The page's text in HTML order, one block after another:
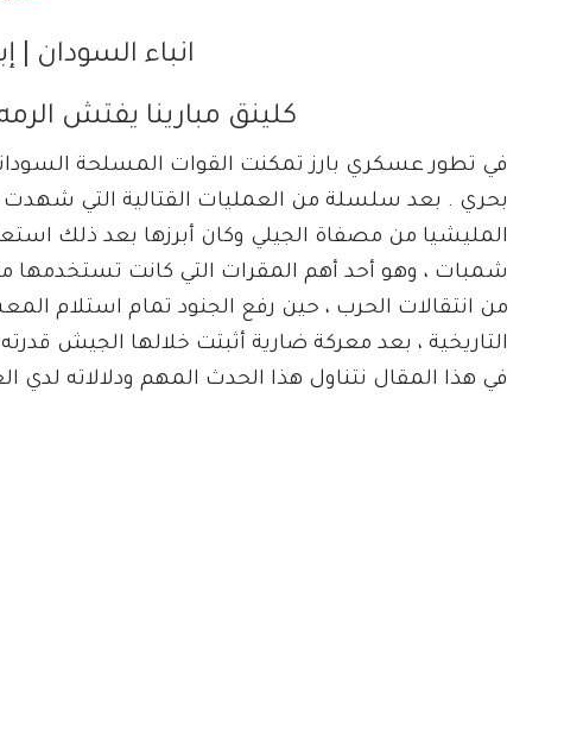
انباء السودان |
كلينق مبارينا يفتش
في تطور عسكري بارز تمكنت القوات المسلحة
بحري . بعد سلسلة من العمليات القتالية التي شهدت
المليشيا من مصفاة الجيلي وكان أبرزها بعد ذلك
شمبات ، وهو أحد أهم المقرات التي كانت
من انتقالات الحرب ، حين رفع الجنود تمام استلام
التاريخية ، بعد معركة ضارية أثبتت خلالها الجيش
في هذا المقال نتناول هذا الحدث المهم ودلالاته